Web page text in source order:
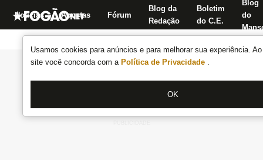
Usamos cookies para anúncios e para melhorar sua experiência.
site você concorda com a Política de Privacidade .
OK
Notícias Apostas Fórum
Blog da
Redação
Boletim
do C.E.
Blog
do